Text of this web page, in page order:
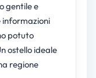
gentile e
informazioni
potuto
ostello ideale
regione